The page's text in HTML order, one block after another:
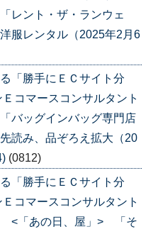
ント・ザ・ランウェ
服レンタル（2025年2月6
「勝手にＥＣサイト分
コマースコンサルタント
ッグインバッグ専門店
読み、品ぞろえ拡大（20
(0812)
「勝手にＥＣサイト分
コマースコンサルタント
<「あの日、屋」> 「そ